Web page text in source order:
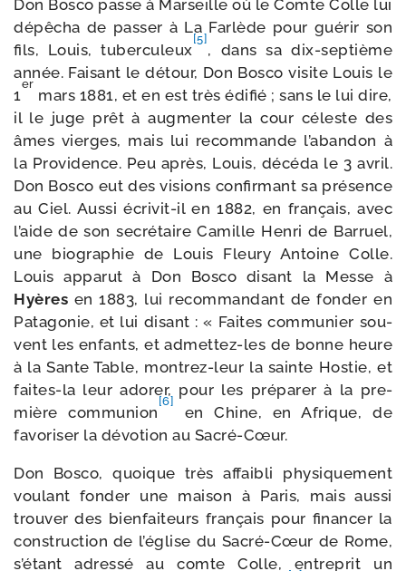
Don Bosco passe à Marseille où le Comte Colle lui
dépê­cha de pas­ser à La Farlède pour gué­rir son
fils, Louis, tuber­cu­leux
[5]
, dans sa dix-​septième
année. Faisant le détour, Don Bosco visite Louis le
1
er
mars 1881, et en est très édi­fié ; sans le lui dire,
il le juge prêt à aug­men­ter la cour céleste des
âmes vierges, mais lui recom­mande l’abandon à
la Providence. Peu après, Louis, décé­da le 3 avril.
Don Bosco eut des visions confir­mant sa pré­sence
au Ciel. Aussi écrivit-​il en 1882, en fran­çais, avec
l’aide de son secré­taire Camille Henri de Barruel,
une bio­gra­phie de Louis Fleury Antoine Colle.
Louis appa­rut à Don Bosco disant la Messe à
Hyères en 1883, lui recom­man­dant de fon­der en
Patagonie, et lui disant : « Faites com­mu­nier sou­
vent les enfants, et admettez-​les de bonne heure
à la Sante Table, montrez-​leur la sainte Hostie, et
faites-​la leur ado­rer, pour les pré­pa­rer à la pre­
mière com­mu­nion
[6]
en Chine, en Afrique, de
favo­ri­ser la dévo­tion au Sacré-Cœur.
Don Bosco, quoique très affai­bli phy­si­que­ment
vou­lant fon­der une mai­son à Paris, mais aus­si
trou­ver des bien­fai­teurs fran­çais pour finan­cer la
construc­tion de l’église du Sacré-​Cœur de Rome,
s’étant adres­sé au comte Colle, entre­prit un